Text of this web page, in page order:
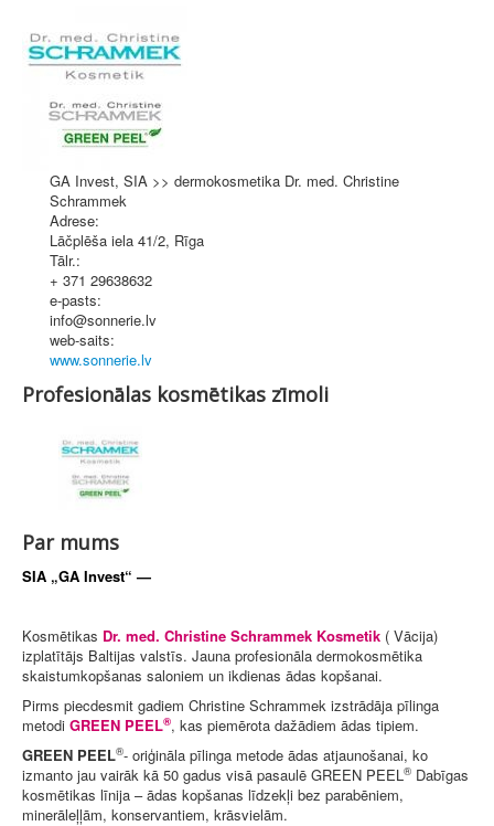
GA Invest, SIA >> dermokosmetika Dr. med. Christine
Schrammek
Adrese:
Lāčplēša iela 41/2, Rīga
Tālr.:
+ 371 29638632
e-pasts:
info@sonnerie.lv
web-saits:
www.sonnerie.lv
Profesionālas kosmētikas zīmoli
Par mums
SIA „GA Invest“ —
Kosmētikas Dr. med. Christine Schrammek Kosmetik ( Vācija)
izplatītājs Baltijas valstīs. Jauna profesionāla dermokosmētika
skaistumkopšanas saloniem un ikdienas ādas kopšanai.
Pirms piecdesmit gadiem Christine Schrammek izstrādāja pīlinga
metodi GREEN PEEL®, kas piemērota dažādiem ādas tipiem.
GREEN PEEL®- oriģināla pīlinga metode ādas atjaunošanai, ko
izmanto jau vairāk kā 50 gadus visā pasaulē GREEN PEEL® Dabīgas
kosmētikas līnija – ādas kopšanas līdzekļi bez parabēniem,
minerāleļļām, konservantiem, krāsvielām.